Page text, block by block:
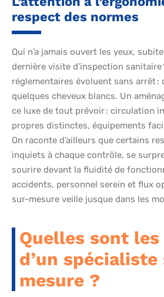
respect des normes
Qui n’a jamais ouvert les yeux,
dernière visite d’inspection sanitaire
réglementaires évoluent sans arrêt :
quelques cheveux blancs. Un
ce luxe de tout prévoir : circulation
propres distinctes, équipements
On raconte d’ailleurs que certains
inquiets à chaque contrôle, se
sourire devant la fluidité de
accidents, personnel serein et flux
sur-mesure veille jusque dans les
Quelles sont
d’un
mesure ?